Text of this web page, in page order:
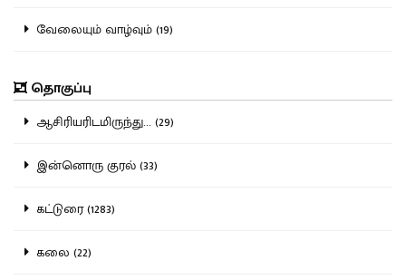
வேலையும் வாழ்வும் (19)
தொகுப்பு
ஆசிரியரிடமிருந்து... (29)
இன்னொரு குரல் (33)
கட்டுரை (1283)
கலை (22)